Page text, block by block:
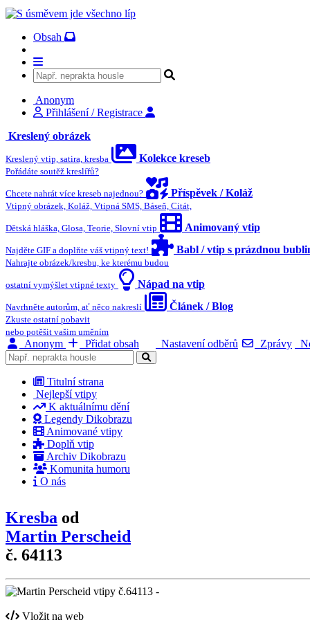
Obsah
Anonym
Přihlášení / Registrace
Kreslený obrázek
Kreslený vtip, satira, kresba Kolekce kreseb
Pořádáte soutěž kreslířů?
Chcete nahrát více kreseb najednou? Příspěvek / Koláž
Vtipný obrázek, Koláž, Vtipná SMS, Báseň, Citát,
Dětská hláška, Glosa, Teorie, Slovní vtip Animovaný vtip
Najděte GIF a doplňte váš vtipný text! Babl / vtip s prázdnou
Nahrajte obrázek/kresbu, ke kterému budou
ostatní vymýšlet vtipné texty Nápad na vtip
Navrhněte autorům, ať něco nakreslí Článek / Blog
Zkuste ostatní pobavit
nebo potěšit vašim uměním
Anonym Přidat obsah Nastavení odběrů Zprávy
Titulní strana
Nejlepší vtipy
K aktuálnímu dění
Legendy Dikobrazu
Animované vtipy
Doplň vtip
Archiv Dikobrazu
Komunita humoru
O nás
Kresba od
Martin Perscheid
č. 64113
Vložit na web